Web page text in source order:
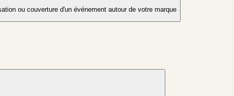
ou couverture d'un événement autour de votre marque